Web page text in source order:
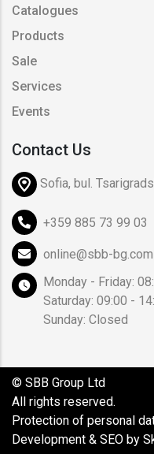
Catalogues
Products
Sale
Services
Events
Contact Us
Sofia, bul.
+359 885 73 99 03
online@sbb-bg.com
Monday - Friday:
Saturday: 09:00 -
Sunday: Closed
© SBB Group Ltd
All rights reserved.
Protection of personal
Development & SEO by